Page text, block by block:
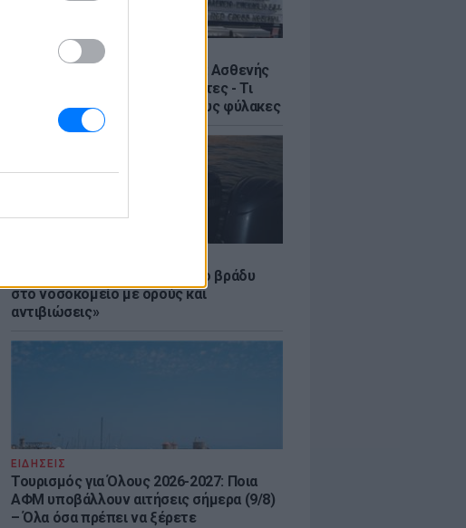
ΕΙΔΗΣΕΙΣ
Επίθεση στον Ερυθρό Σταυρό: Ασθενής
χτύπησε νοσηλεύτρια σε πόρτες - Τι
καταγγέλλει η ΠΟΕΔΗΝ για τους φύλακες
Ιωάννα Τούνη: «Έβγαλα όλο το βράδυ
στο νοσοκομείο με ορούς και
αντιβιώσεις»
ΕΙΔΗΣΕΙΣ
Τουρισμός για Όλους 2026-2027: Ποια
ΑΦΜ υποβάλλουν αιτήσεις σήμερα (9/8)
– Όλα όσα πρέπει να ξέρετε